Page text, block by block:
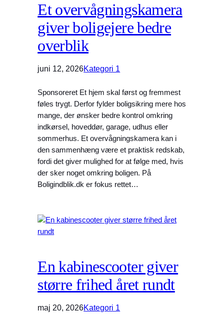
Et overvågningskamera
giver boligejere bedre
overblik
juni 12, 2026Kategori 1
Sponsoreret Et hjem skal først og fremmest
føles trygt. Derfor fylder boligsikring mere hos
mange, der ønsker bedre kontrol omkring
indkørsel, hoveddør, garage, udhus eller
sommerhus. Et overvågningskamera kan i
den sammenhæng være et praktisk redskab,
fordi det giver mulighed for at følge med, hvis
der sker noget omkring boligen. På
Boligindblik.dk er fokus rettet…
En kabinescooter giver
større frihed året rundt
maj 20, 2026Kategori 1